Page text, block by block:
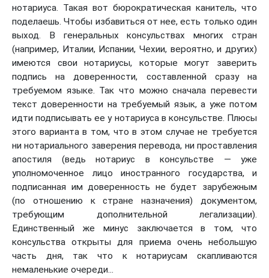
нотариуса. Такая вот бюрократическая канитель, что
поделаешь. Чтобы избавиться от нее, есть только один
выход. В генеральных консульствах многих стран
(например, Италии, Испании, Чехии, вероятно, и других)
имеются свои нотариусы, которые могут заверить
подпись на доверенности, составленной сразу на
требуемом языке. Так что можно сначала перевести
текст доверенности на требуемый язык, а уже потом
идти подписывать ее у нотариуса в консульстве. Плюсы
этого варианта в том, что в этом случае не требуется
ни нотариального заверения перевода, ни проставления
апостиля (ведь нотариус в консульстве — уже
уполномоченное лицо иностранного государства, и
подписанная им доверенность не будет зарубежным
(по отношению к стране назначения) документом,
требующим дополнительной легализации).
Единственный же минус заключается в том, что
консульства открыты для приема очень небольшую
часть дня, так что к нотариусам скапливаются
немаленькие очереди...